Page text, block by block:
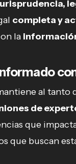
completa y
la
al tanto
de
que
que buscan